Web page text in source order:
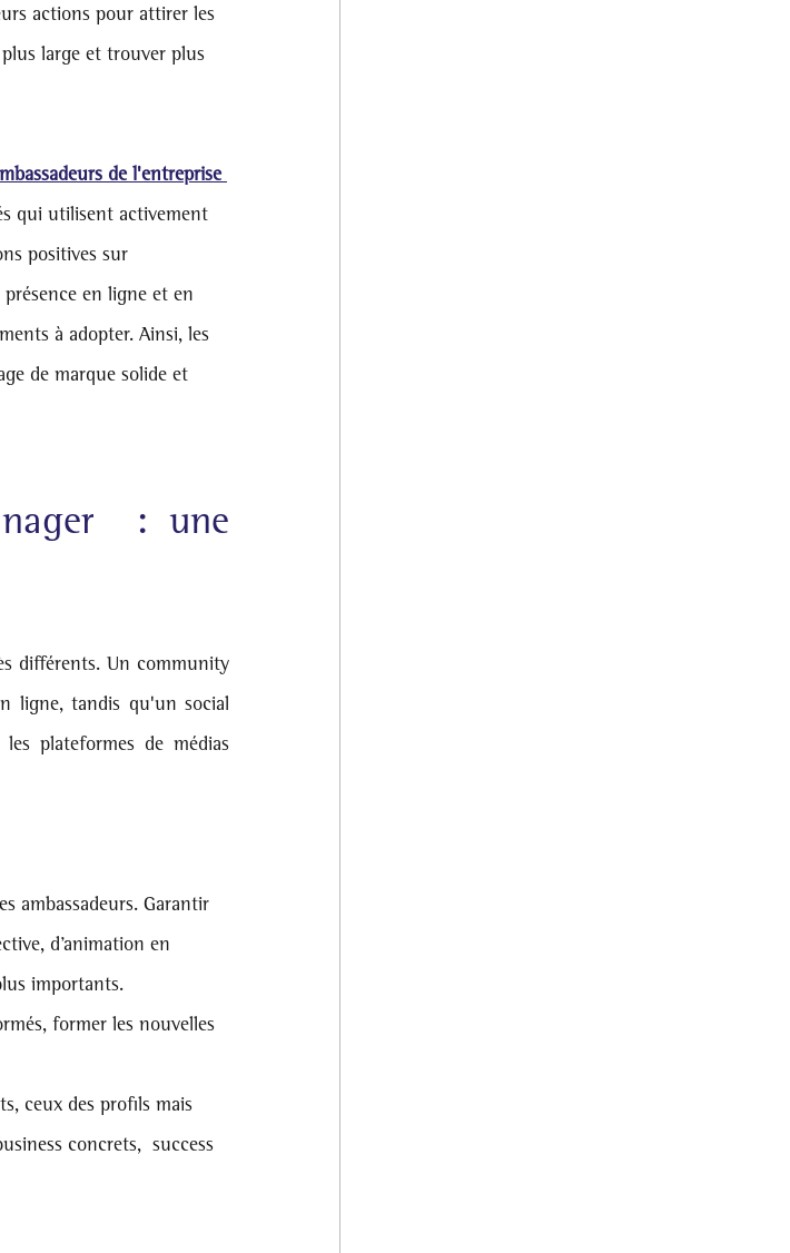
actions pour attirer les
large et trouver plus
de l'entreprise
qui utilisent activement
positives sur
en ligne et en
à adopter. Ainsi, les
de marque solide et
: une
différents. Un community
ligne, tandis qu'un social
plateformes de médias
ambassadeurs. Garantir
d’animation en
importants.
former les nouvelles
ceux des profils mais
concrets,  success